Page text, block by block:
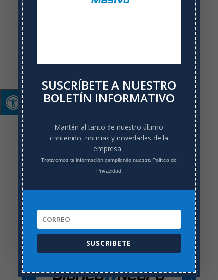
SUSCRÍBETE A NUESTRO
BOLETÍN INFORMATIVO
Mantén al tanto de nuestro último
contenido, noticias y novedades de la
empresa.
Trataremos tu información cumpliendo nuestra Política de
Privacidad
SUSCRIBETE